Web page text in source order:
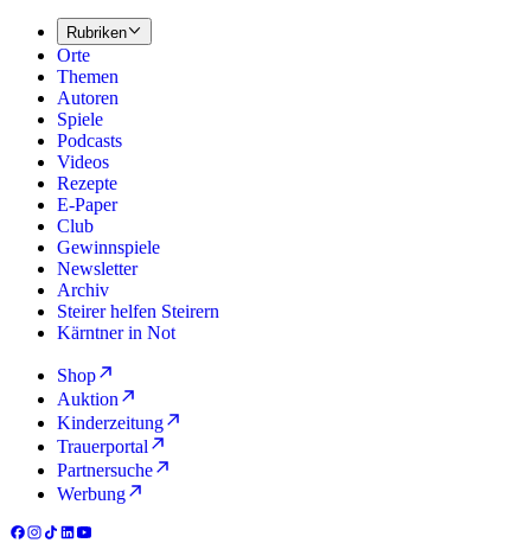
Rubriken
Orte
Themen
Autoren
Spiele
Podcasts
Videos
Rezepte
E-Paper
Club
Gewinnspiele
Newsletter
Archiv
Steirer helfen Steirern
Kärntner in Not
Shop
Auktion
Kinderzeitung
Trauerportal
Partnersuche
Werbung